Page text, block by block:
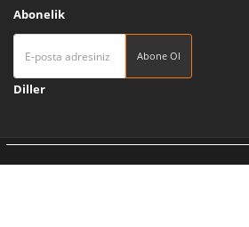
Abonelik
Abone Ol
Diller